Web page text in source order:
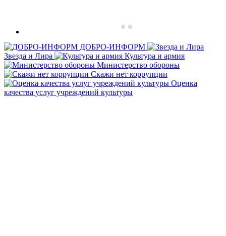
ДОБРО-ИНФОРМ
Звезда и Лира
Культура и армия
Министерство обороны
Скажи нет коррупции
Оценка
качества услуг учреждений культуры